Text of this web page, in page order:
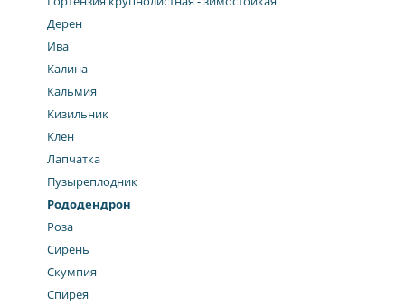
Дерен
Ива
Калина
Кальмия
Кизильник
Клен
Лапчатка
Пузыреплодник
Рододендрон
Роза
Сирень
Скумпия
Спирея